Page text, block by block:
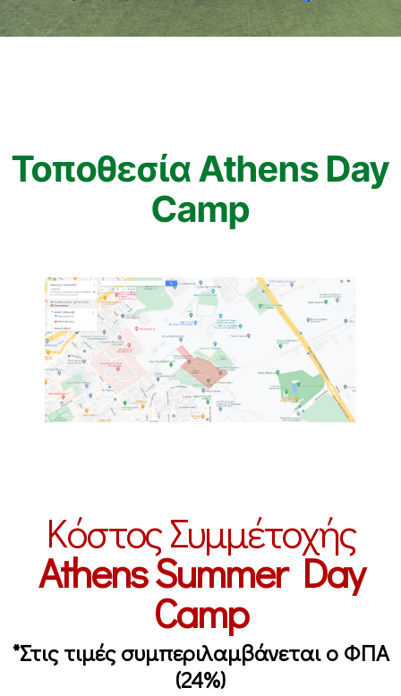
Τοποθεσία Athens Day
Camp
Κόστος Συμμέτοχής
Athens Summer Day
Camp
*Στις τιμές συμπεριλαμβάνεται ο ΦΠΑ
(24%)